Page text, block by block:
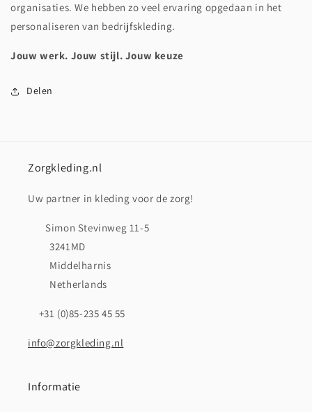
organisaties. We hebben zo veel ervaring opgedaan in het
personaliseren van bedrijfskleding.
Jouw werk. Jouw stijl. Jouw keuze
Delen
Zorgkleding.nl
Uw partner in kleding voor de zorg!
Simon Stevinweg 11-5
3241MD
Middelharnis
Netherlands
+31 (0)85-235 45 55
info@zorgkleding.nl
Informatie